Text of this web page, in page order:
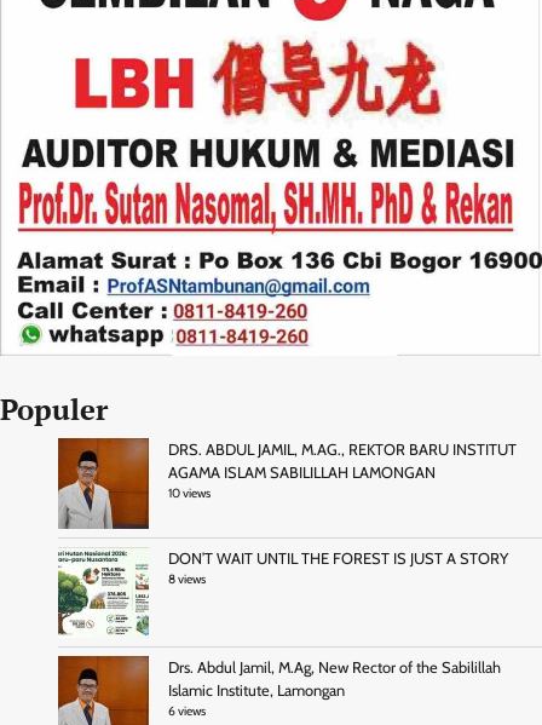
Populer
DRS. ABDUL JAMIL, M.AG., REKTOR BARU INSTITUT
AGAMA ISLAM SABILILLAH LAMONGAN
10 views
DON’T WAIT UNTIL THE FOREST IS JUST A STORY
8 views
Drs. Abdul Jamil, M.Ag, New Rector of the Sabilillah
Islamic Institute, Lamongan
6 views